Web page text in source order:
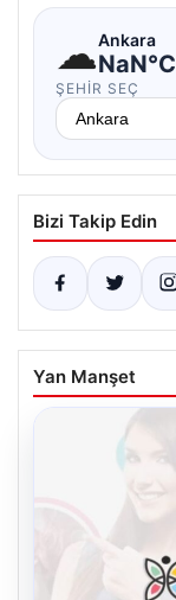
☁Ankara
NaN°C
ŞEHIR SEÇ
Bizi Takip Edin
Yan Manşet